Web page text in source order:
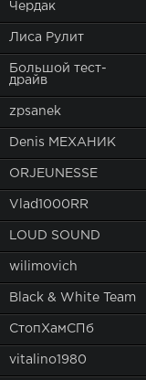
Чердак
Лиса Рулит
Большой тест-
драйв
zpsanek
Denis МЕХАНИК
ORJEUNESSE
Vlad1000RR
LOUD SOUND
wilimovich
Black & White Team
СтопХамСПб
vitalino1980